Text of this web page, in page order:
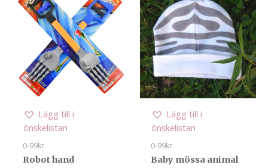
Lägg till i
önskelistan
0-99kr
Robot hand
Lägg till i
önskelistan
0-99kr
Baby mössa animal